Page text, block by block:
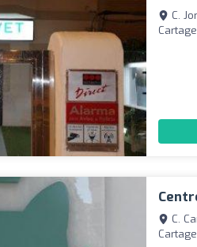
C.
C.